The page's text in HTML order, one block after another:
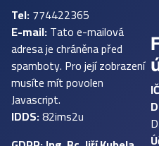
Tel:774422365
E-mail:Tato e-mailová
adresa je chráněna před
spamboty. Pro její zobrazení
musíte mít povolen
Javascript.
IDDS:82ims2u